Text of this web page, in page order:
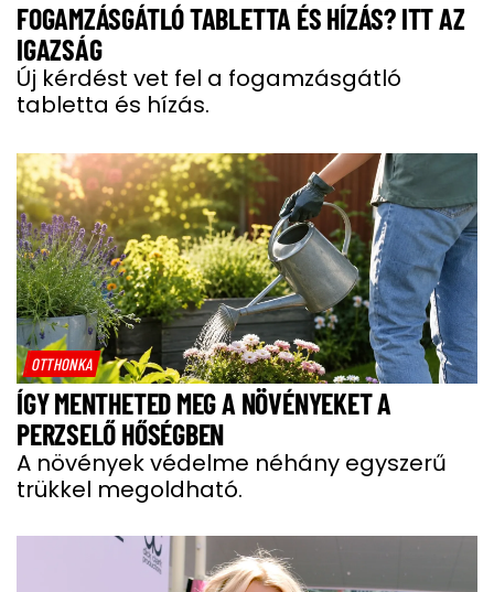
FOGAMZÁSGÁTLÓ TABLETTA ÉS HÍZÁS? ITT AZ
IGAZSÁG
Új kérdést vet fel a fogamzásgátló
tabletta és hízás.
OTTHONKA
ÍGY MENTHETED MEG A NÖVÉNYEKET A
PERZSELŐ HŐSÉGBEN
A növények védelme néhány egyszerű
trükkel megoldható.